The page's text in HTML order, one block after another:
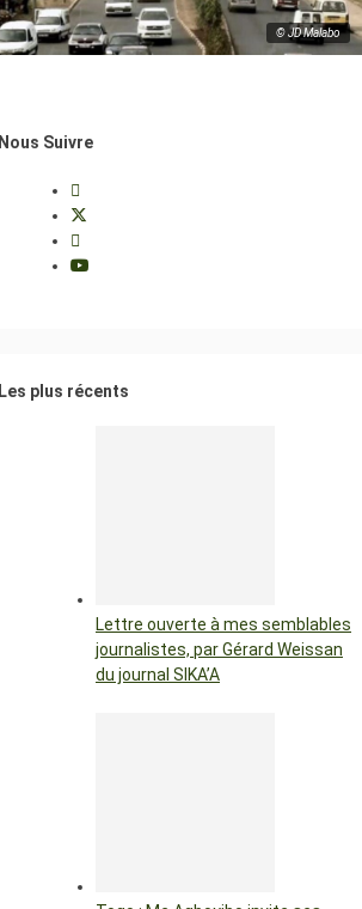
© JD Malabo
Nous Suivre
Les plus récents
Lettre ouverte à mes semblables
journalistes, par Gérard Weissan
du journal SIKA’A